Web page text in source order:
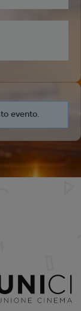
evento.